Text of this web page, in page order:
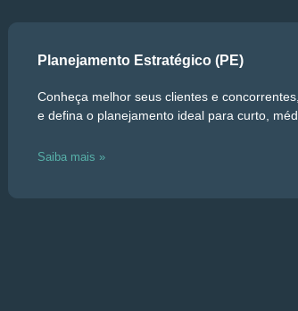
Planejamento Estratégico (PE)
Conheça melhor seus clientes e
e defina o planejamento ideal para curto,
Saiba mais »